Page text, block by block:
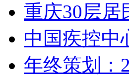
重庆30层
中国疾控中
年终策划：